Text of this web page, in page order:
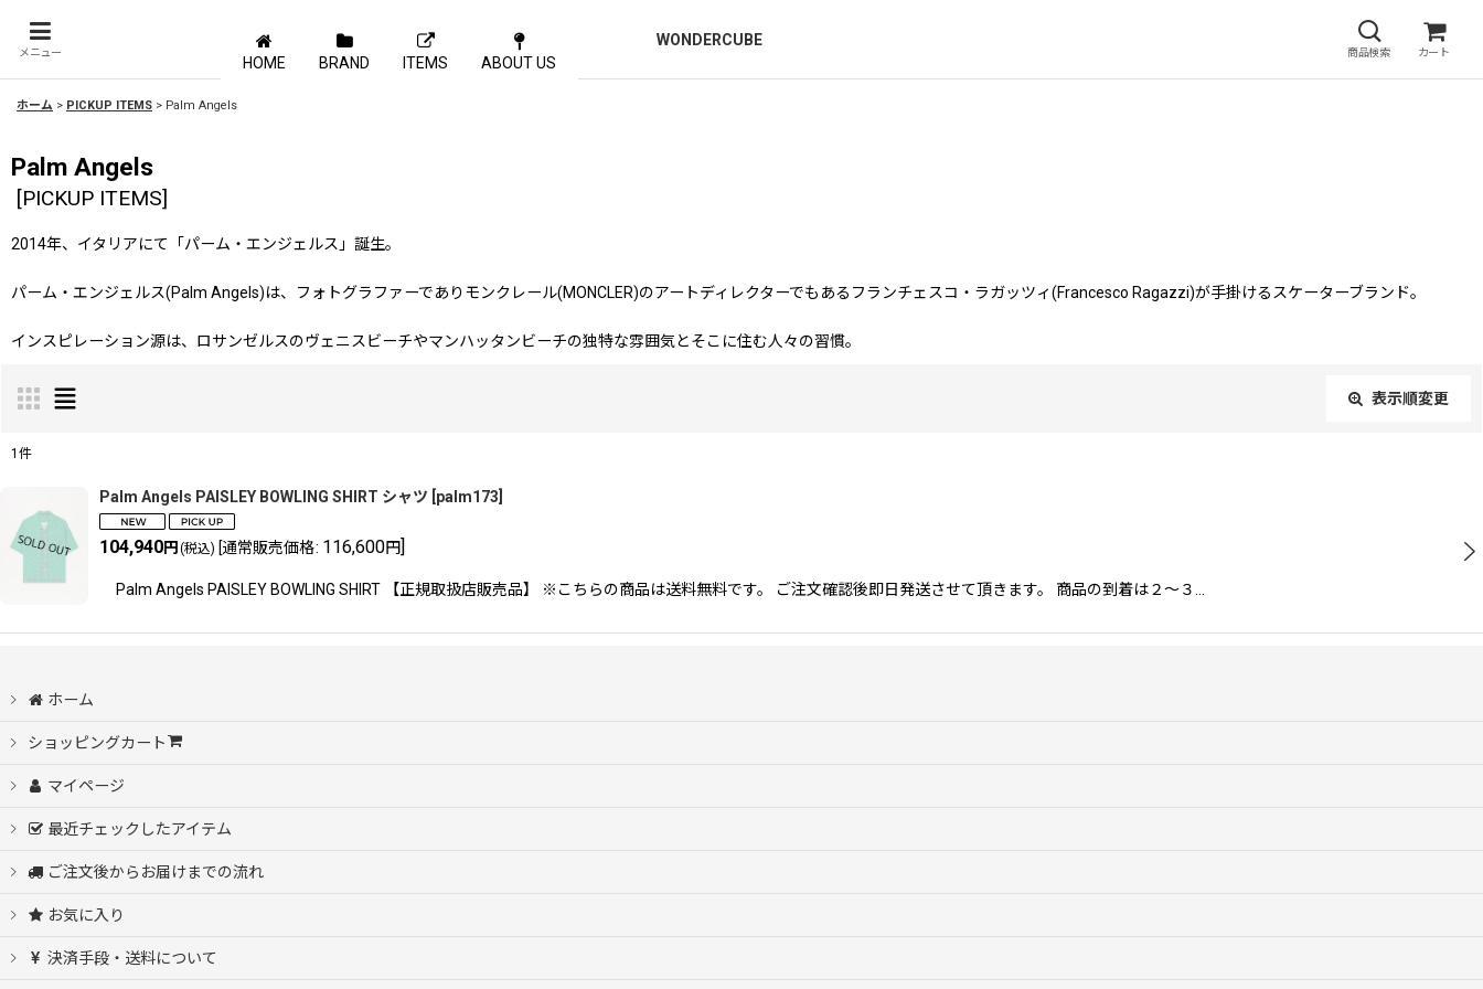
メニュー
WONDERCUBE
商品検索 カート
HOME BRAND ITEMS ABOUT US
ホーム > PICKUP ITEMS > Palm Angels
Palm Angels
[PICKUP ITEMS]
2014年、イタリアにて「パーム・エンジェルス」誕生。
パーム・エンジェルス(Palm Angels)は、フォトグラファーでありモンクレール(MONCLER)のアートディレクターでもあるフランチェスコ・ラガッツィ(Francesco Ragazzi)が手掛けるスケーターブランド。
インスピレーション源は、ロサンゼルスのヴェニスビーチやマンハッタンビーチの独特な雰囲気とそこに住む人々の習慣。
表示順変更
並び順
1 件
Palm Angels PAISLEY BOWLING SHIRT シャツ palm173
104,940円 (税込) [通常販売価格: 116,600円]
Palm Angels PAISLEY BOWLING SHIRT 【正規取扱店販売品】 ※こちらの商品は送料無料です。 ご注文確認後即日発送させて頂きます。 商品の到着は２〜３…
ホーム
ショッピングカート
マイページ
最近チェックしたアイテム
ご注文後からお届けまでの流れ
お気に入り
決済手段・送料について